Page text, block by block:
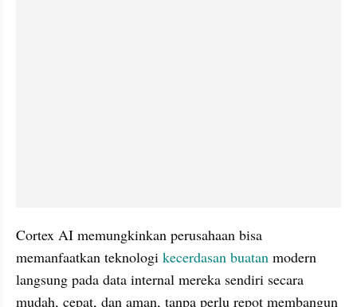
Cortex AI memungkinkan perusahaan bisa
memanfaatkan teknologi kecerdasan buatan modern
langsung pada data internal mereka sendiri secara
mudah, cepat, dan aman, tanpa perlu repot membangun